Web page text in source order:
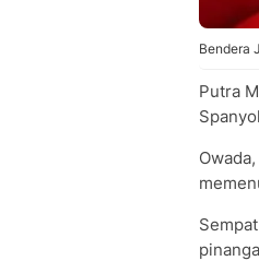
Bendera
Putra